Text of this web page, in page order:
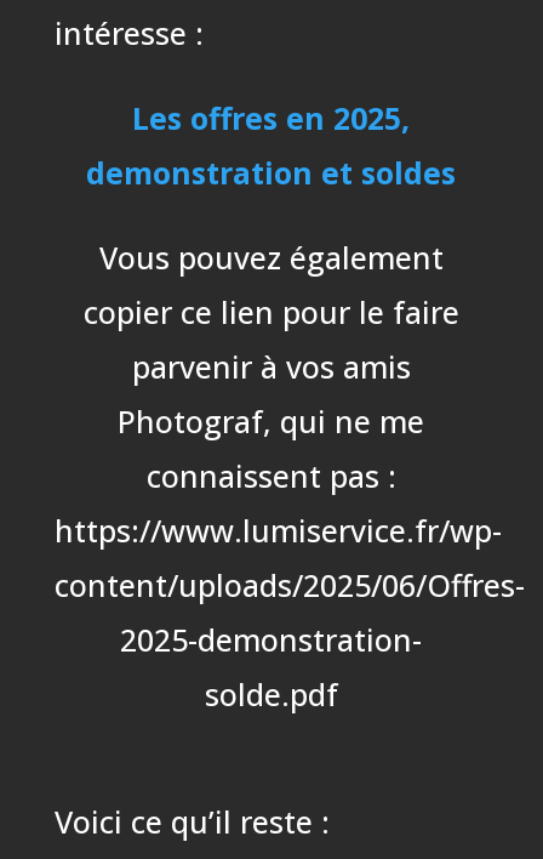
intéresse :
Les offres en 2025,
demonstration et soldes
Vous pouvez également
copier ce lien pour le faire
parvenir à vos amis
Photograf, qui ne me
connaissent pas :
https://www.lumiservice.fr/wp-
content/uploads/2025/06/Offres-
2025-demonstration-
solde.pdf
Voici ce qu’il reste :